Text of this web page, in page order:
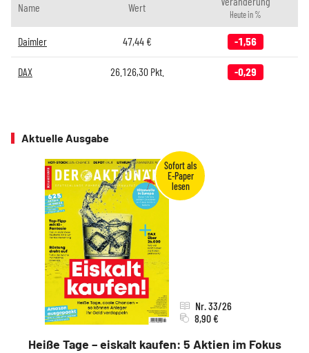
Name Wert
Heute in %
Daimler 47,44€ -1,56
DAX 26.126,30Pkt. -0,29
Aktuelle Ausgabe
Heiße Tage – eiskalt kaufen: 5 Aktien im Fokus
Nr. 33/26
8,90 €